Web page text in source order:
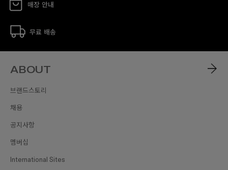
매장 안내
무료 배송
ABOUT
브랜드스토리
채용
공지사항
멤버십
International Sites